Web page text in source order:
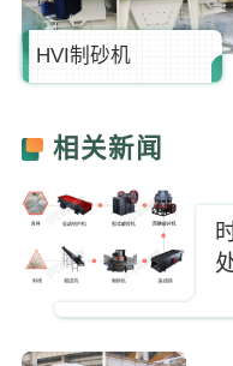
HVI制砂机
相关新闻
https://www.zhishaji.cn/